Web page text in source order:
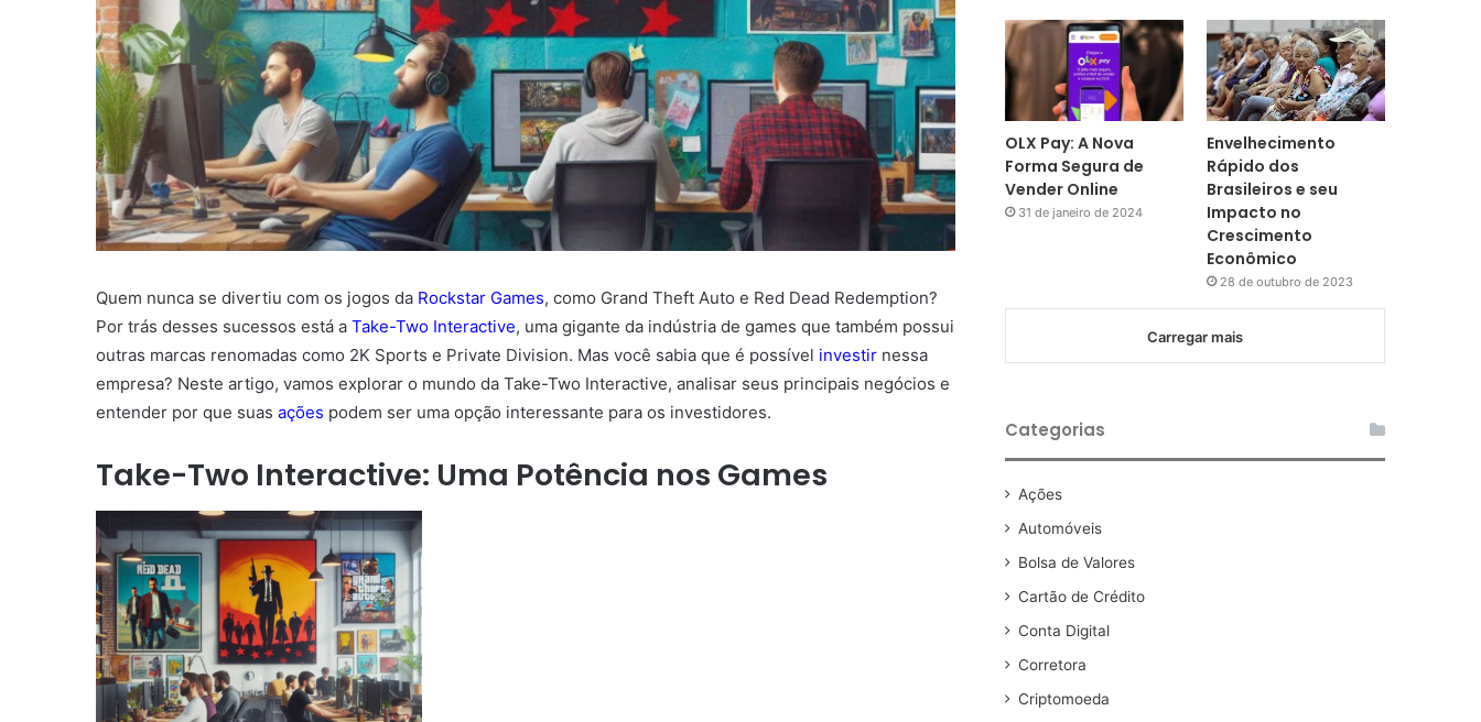
Quem nunca se divertiu com os jogos da Rockstar Games, como Grand Theft Auto e Red Dead Redemption?
Por trás desses sucessos está a Take-Two Interactive, uma gigante da indústria de games que também possui
outras marcas renomadas como 2K Sports e Private Division. Mas você sabia que é possível investir nessa
empresa? Neste artigo, vamos explorar o mundo da Take-Two Interactive, analisar seus principais negócios e
entender por que suas ações podem ser uma opção interessante para os investidores.
Take-Two Interactive: Uma Potência nos Games
OLX Pay: A Nova
Forma Segura de
Vender Online
31 de janeiro de 2024
Envelhecimento
Rápido dos
Brasileiros e seu
Impacto no
Crescimento
Econômico
28 de outubro de 2023
Carregar mais
Categorias
Ações
Automóveis
Bolsa de Valores
Cartão de Crédito
Conta Digital
Corretora
Criptomoeda